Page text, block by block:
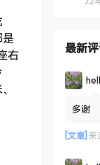
右
最新
多谢
[文章] 来